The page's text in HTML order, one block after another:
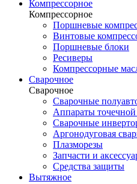
Компрессорное
Компрессорное
Поршневые
Винтовые
Поршневые блоки
Ресиверы
Компрессорные
Сварочное
Сварочное
Сварочные
Аппараты точечной
Сварочные
Аргонодуговая
Плазморезы
Запчасти и
Средства защиты
Вытяжное